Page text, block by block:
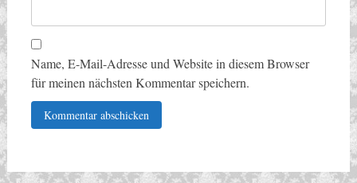
Name, E-Mail-Adresse und Website in diesem Browser
für meinen nächsten Kommentar speichern.